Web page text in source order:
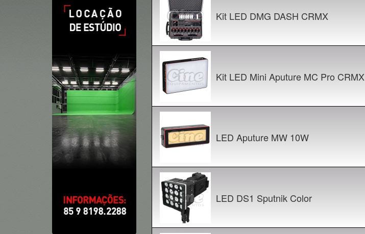
Kit LED DMG DASH CRMX
Kit LED Mini Aputure MC Pro CRMX
LED Aputure MW 10W
LED DS1 Sputnik Color